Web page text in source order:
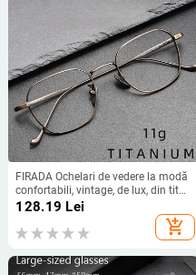
FIRADA Ochelari de vedere la modă
confortabili, vintage, de lux, din titan
pur, ochelari optici cu prescripție,
128.19 Lei
add_shopping_cart